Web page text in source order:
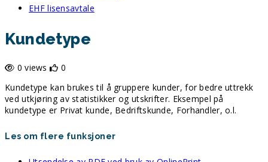
EHF lisensavtale
Kundetype
0 views
0
Kundetype kan brukes til å gruppere kunder, for bedre uttrekk
ved utkjøring av statistikker og utskrifter. Eksempel på
kundetype er Privat kunde, Bedriftskunde, Forhandler, o.l.
Les om flere funksjoner